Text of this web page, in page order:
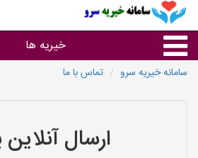
خیریه ها
سامانه خیریه سرو تماس با ما
ارسال آنلاین